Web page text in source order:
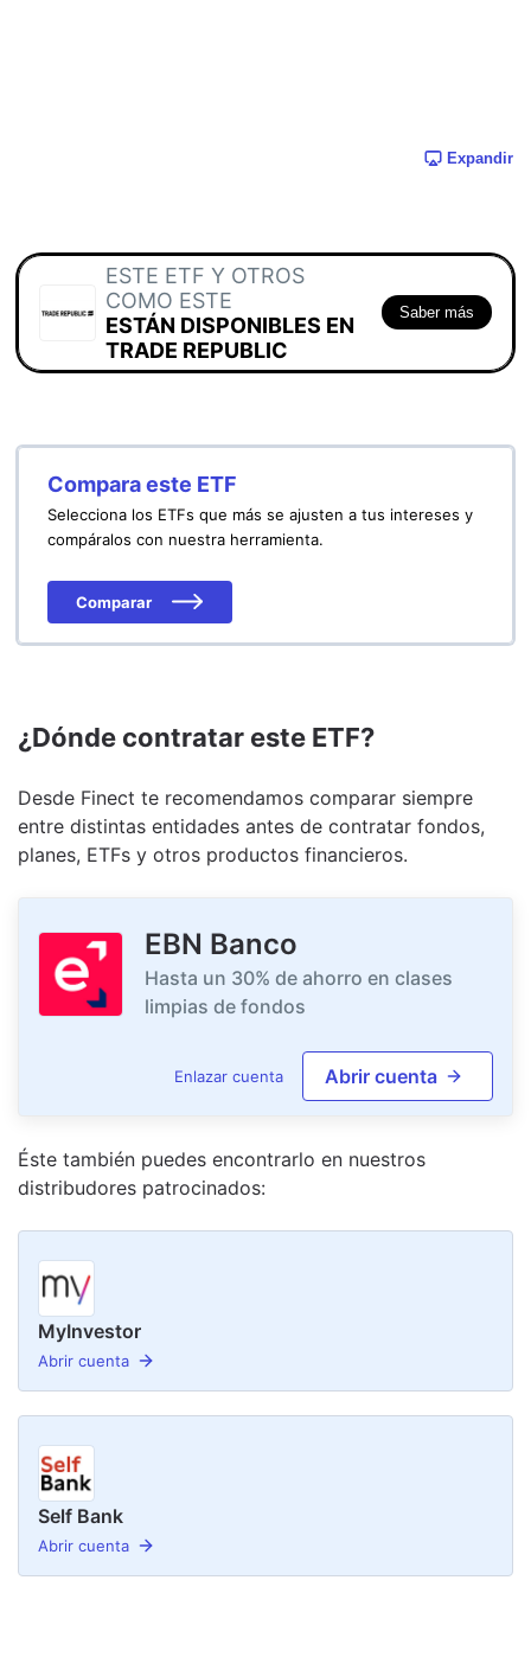
Expandir
ESTE ETF Y OTROS
COMO ESTE
ESTÁN DISPONIBLES EN
TRADE REPUBLIC
Saber más
Compara este ETF
Selecciona los ETFs que más se ajusten a tus intereses y
compáralos con nuestra herramienta.
Comparar
¿Dónde contratar este ETF?
Desde Finect te recomendamos comparar siempre
entre distintas entidades antes de contratar fondos,
planes, ETFs y otros productos financieros.
EBN Banco
Hasta un 30% de ahorro en clases
limpias de fondos
Enlazar cuenta Abrir cuenta
Éste también puedes encontrarlo en nuestros
distribudores patrocinados:
MyInvestor
Abrir cuenta
Self Bank
Abrir cuenta